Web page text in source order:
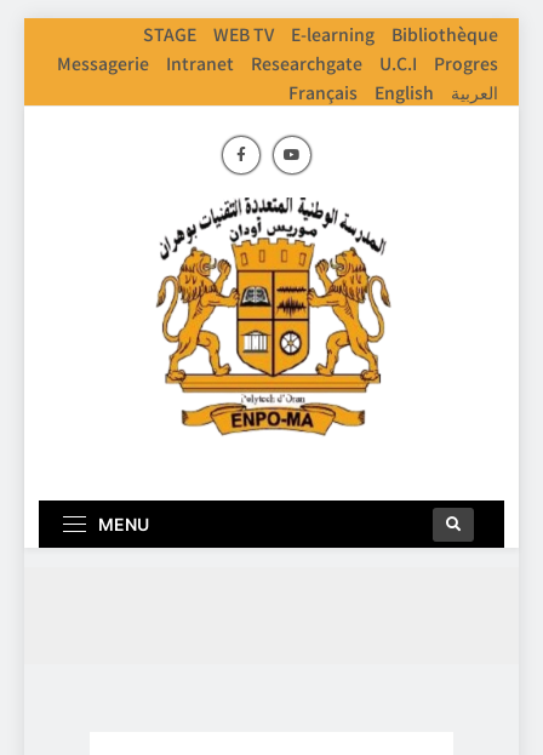
STAGE WEB TV E-learning
Bibliothèque
Messagerie
Intranet Researchgate U.C.I
Progres
Français
English العربية
MENU